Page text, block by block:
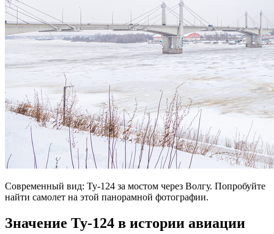
Современный вид: Ту-124 за мостом через Волгу. Попробуйте
найти самолет на этой панорамной фотографии.
Значение Ту-124 в истории авиации